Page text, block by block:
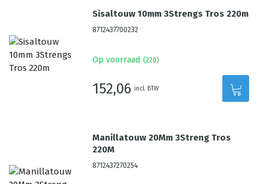
Sisaltouw 10mm 3Strengs Tros 220m
8712437700232
Op voorraad (220)
152,06 incl. BTW
Manillatouw 20Mm 3Streng Tros
220M
8712437270254